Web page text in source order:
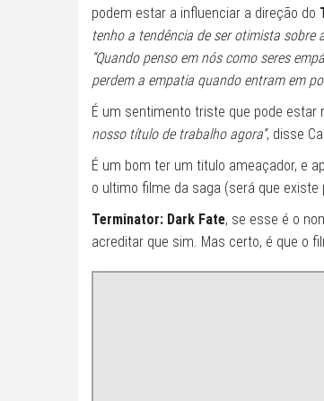
podem estar a influenciar a direção do
tenho a tendência de ser otimista sobre
“Quando penso em nós como seres
perdem a empatia quando entram em
É um sentimento triste que pode estar
nosso título de trabalho agora”, disse
É um bom ter um titulo ameaçador, e
o ultimo filme da saga (será que existe
Terminator: Dark Fate, se esse é o
acreditar que sim. Mas certo, é que o